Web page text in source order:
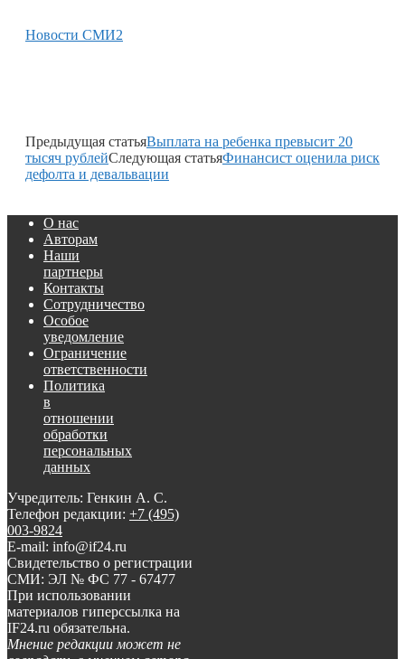
Новости СМИ2
Предыдущая статьяВыплата на ребенка превысит 20
тысяч рублейСледующая статьяФинансист оценила риск
дефолта и девальвации
О нас
Авторам
Наши
партнеры
Контакты
Сотрудничество
Особое
уведомление
Ограничение
ответственности
Политика
в
отношении
обработки
персональных
данных
Учредитель: Генкин А. С.
Телефон редакции: +7 (495)
003-9824
E-mail: info@if24.ru
Свидетельство о регистрации
СМИ: ЭЛ № ФС 77 - 67477
При использовании
материалов гиперссылка на
IF24.ru обязательна.
Мнение редакции может не